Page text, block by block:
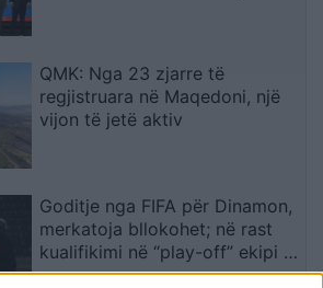
QMK: Nga 23 zjarre të
regjistruara në Maqedoni, një
vijon të jetë aktiv
Goditje nga FIFA për Dinamon,
merkatoja bllokohet; në rast
kualifikimi në “play-off” ekipi i
Dajës rrezikon pa përforcime